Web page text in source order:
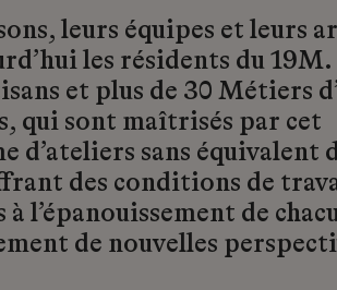
leurs équipes et leurs
les résidents du
et plus de 30 Métiers
qui sont maîtrisés par cet
d’ateliers sans équivalent
des conditions de
à l’épanouissement de
de nouvelles